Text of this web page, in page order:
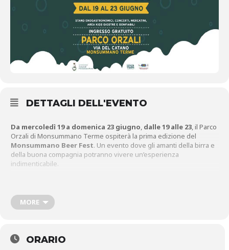
DETTAGLI DELL'EVENTO
Da mercoledì 19 a domenica 23 giugno, dalle 19 alle 23, il Parco
Orzali di Monsummano Terme ospiterà la prima edizione del
Monsummano Beer Fest. Un evento dove gli amanti della birra e
della buona compagnia potranno vivere un’esperienza
indimenticabile.
Per l’occasione saranno presenti stand enogastronomici, concerti,
giochi per bambini e mercatini.
MORE
ORARIO